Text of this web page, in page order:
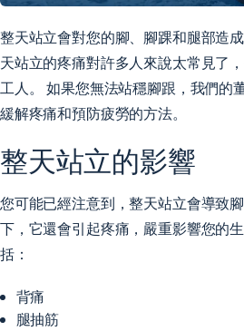
整天站立會對您的腳、腳踝和腿部造
天站立的疼痛對許多人來說太常見了
工人。 如果您無法站穩腳跟，我們的
緩解疼痛和預防疲勞的方法。
整天站立的影響
您可能已經注意到，整天站立會導致
下，它還會引起疼痛，嚴重影響您的
括：
背痛
腿抽筋